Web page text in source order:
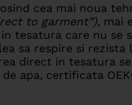
cea mai noua
to garment”), mai
tesatura care nu se
sa respire si rezista
direct in tesatura
apa, certificata